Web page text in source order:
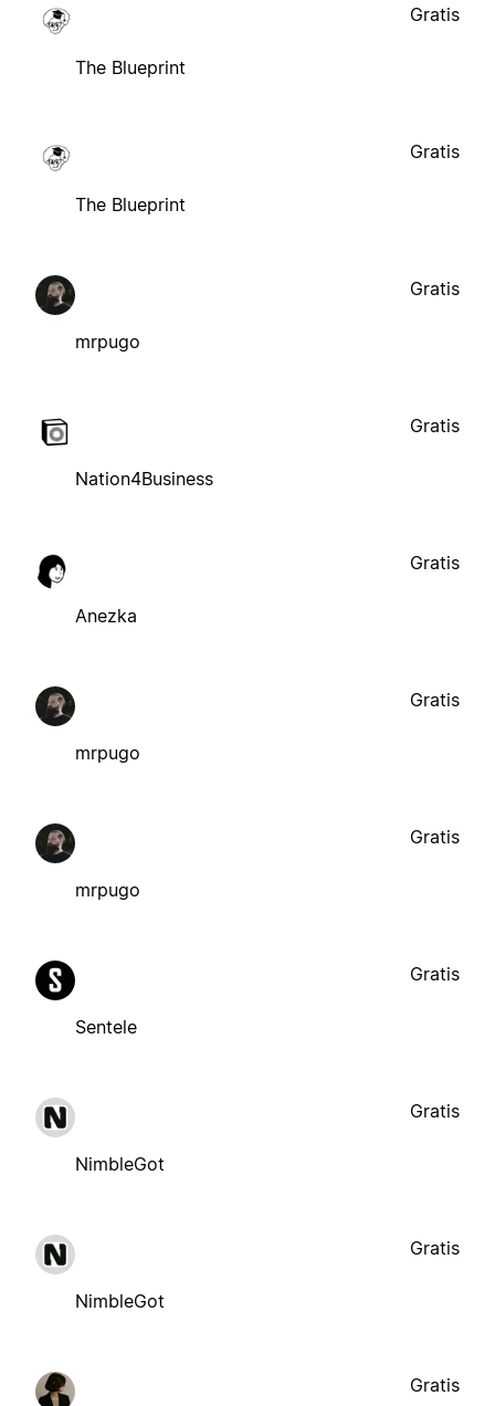
The Blueprint
Gratis
The Blueprint
Gratis
mrpugo
Gratis
Nation4Business
Gratis
Anezka
Gratis
mrpugo
Gratis
mrpugo
Gratis
Sentele
Gratis
NimbleGot
Gratis
NimbleGot
Gratis
Gratis